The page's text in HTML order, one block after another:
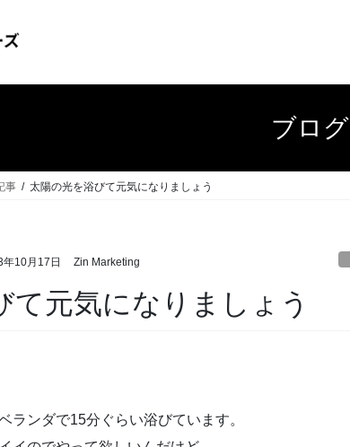
ブログ
事 太陽の光を浴びて元気になりましょう
年10月17日 Zin Marketing
て元気になりましょう
ランダで15分ぐらい浴びています。